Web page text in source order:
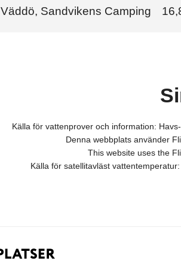
Väddö, Sandvikens Camping
Källa för vattenprover och information:
Denna webbplats använder
This website uses the
Källa för satellitavläst